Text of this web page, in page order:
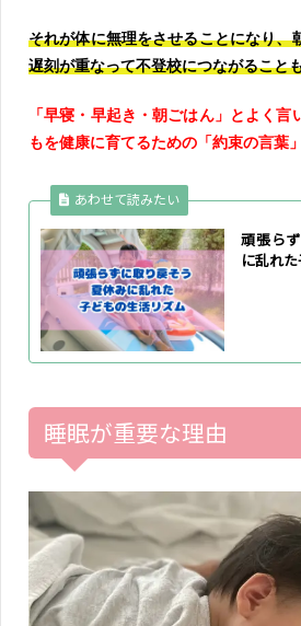
それが体に無理をさせることになり、
遅刻が重なって不登校につながること
「早寝・早起き・朝ごはん」とよく
もを健康に育てるための「約束の言葉
あわせて読みたい
頑張ら
に乱れ
睡眠が重要な理由